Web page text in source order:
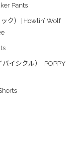
Pants
ク）| Howlin’ Wolf
イシクル）| POPPY